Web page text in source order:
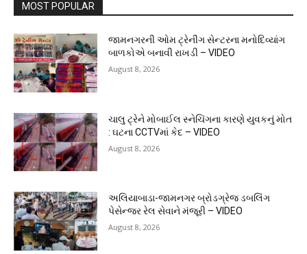
MOST POPULAR
જામનગરની ઓમ ટ્રેનીંગ સેન્ટરના મનોદિવ્યાંગ
બાળકોએ બનાવી રાખડી – VIDEO
August 8, 2026
ચાલુ ટ્રેને મોબાઈલ સ્નેચિંગના કારણે યુવકનું મોત
: ઘટના CCTVમાં કેદ – VIDEO
August 8, 2026
અલિયાબાડા-જામનગર બ્રોડગ્રેજ ડબલિંગ
પેસેન્જર રેલ સેવાને મંજૂરી – VIDEO
August 8, 2026